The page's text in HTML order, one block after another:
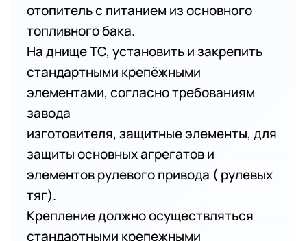
отопитель с питанием из основного
топливного бака.
На днище ТС, установить и закрепить
стандартными крепёжными
элементами, согласно требованиям
завода
изготовителя, защитные элементы, для
защиты основных агрегатов и
элементов рулевого привода ( рулевых
тяг).
Крепление должно осуществляться
стандартными крепежными